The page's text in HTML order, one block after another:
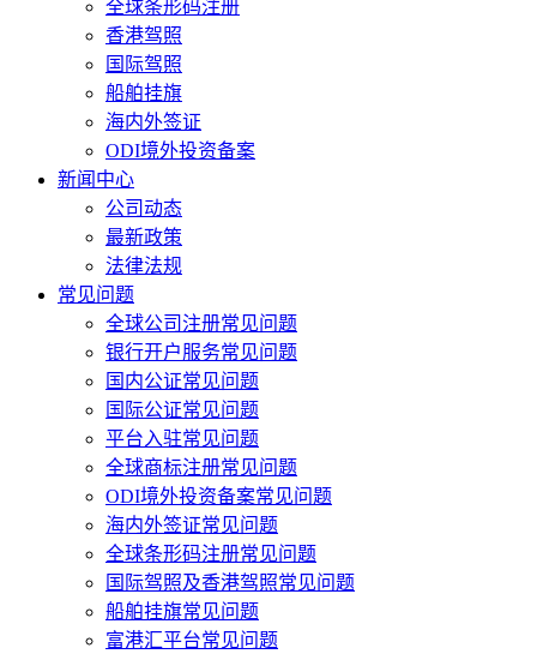
全球条形码注册
香港驾照
国际驾照
船舶挂旗
海内外签证
ODI境外投资备案
新闻中心
公司动态
最新政策
法律法规
常见问题
全球公司注册常见问题
银行开户服务常见问题
国内公证常见问题
国际公证常见问题
平台入驻常见问题
全球商标注册常见问题
ODI境外投资备案常见问题
海内外签证常见问题
全球条形码注册常见问题
国际驾照及香港驾照常见问题
船舶挂旗常见问题
富港汇平台常见问题